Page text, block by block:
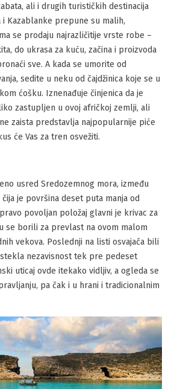
ali i drugih turističkih destinacija
i Kazablanke prepune su malih,
se prodaju najrazličitije vrste robe –
do ukrasa za kuću, začina i proizvoda
sve. A kada se umorite od
sedite u neku od čajdžinica koje se u
ćošku. Iznenađuje činjenica da je
zastupljen u ovoj afričkoj zemlji, ali
zaista predstavlja najpopularnije piće
će Vas za tren osvežiti.
usred Sredozemnog mora, između
je površina deset puta manja od
povoljan položaj glavni je krivac za
se borili za prevlast na ovom malom
vekova. Poslednji na listi osvajača bili
nezavisnost tek pre pedeset
uticaj ovde itekako vidljiv, a ogleda se
pa čak i u hrani i tradicionalnim